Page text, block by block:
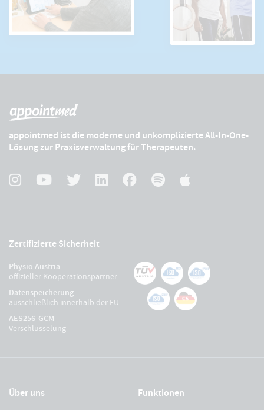
appointmed ist die moderne und unkomplizierte All-In-One-
Lösung zur Praxisverwaltung für Therapeuten.
Zertifizierte Sicherheit
Physio Austria
offizieller Kooperationspartner
Datenspeicherung
ausschließlich innerhalb der EU
AES256-GCM
Verschlüsselung
Über uns Funktionen